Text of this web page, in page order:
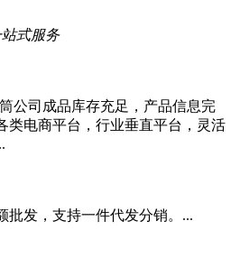
式服务
公司成品库存充足，产品信息完
类电商平台，行业垂直平台，灵活
批发，支持一件代发分销。...